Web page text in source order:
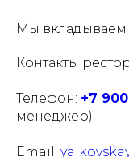
Мы вкладываем
Контакты
Телефон: +7
менеджер)
Email: